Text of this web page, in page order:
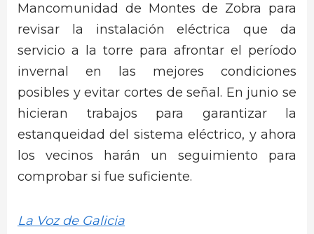
Mancomunidad de Montes de Zobra para
revisar la instalación eléctrica que da
servicio a la torre para afrontar el período
invernal en las mejores condiciones
posibles y evitar cortes de señal. En junio se
hicieran trabajos para garantizar la
estanqueidad del sistema eléctrico, y ahora
los vecinos harán un seguimiento para
comprobar si fue suficiente.
La Voz de Galicia